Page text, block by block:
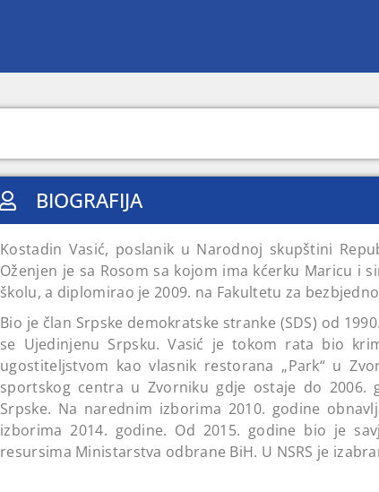
BIOGRAFIJA
Kostadin Vasić, poslanik u Narodnoj skupštini
Oženjen je sa Rosom sa kojom ima kćerku Maricu i
školu, a diplomirao je 2009. na Fakultetu za
Bio je član Srpske demokratske stranke (SDS) od
se Ujedinjenu Srpsku. Vasić je tokom rata bio
ugostiteljstvom kao vlasnik restorana „Park“ u
sportskog centra u Zvorniku gdje ostaje do 2006.
Srpske. Na narednim izborima 2010. godine
izborima 2014. godine. Od 2015. godine bio je
resursima Ministarstva odbrane BiH. U NSRS je